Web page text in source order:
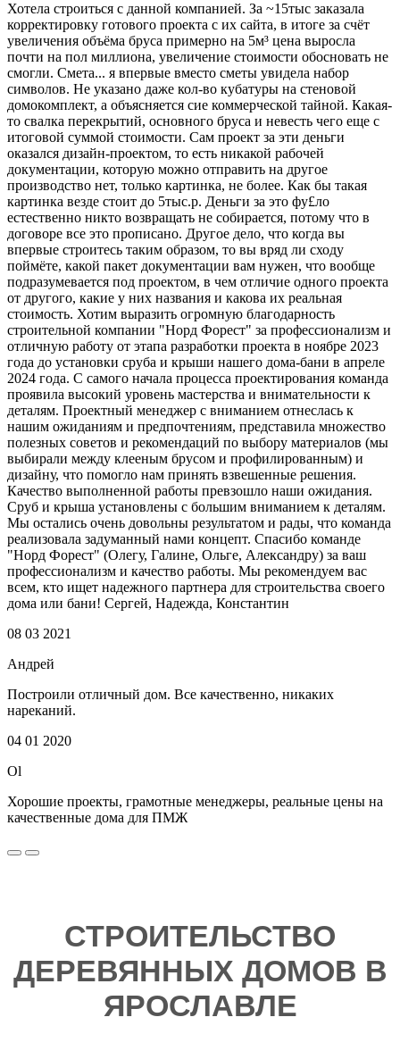
Хотела строиться с данной компанией. За ~15тыс заказала
корректировку готового проекта с их сайта, в итоге за счёт
увеличения объёма бруса примерно на 5м³ цена выросла
почти на пол миллиона, увеличение стоимости обосновать не
смогли. Смета... я впервые вместо сметы увидела набор
символов. Не указано даже кол-во кубатуры на стеновой
домокомплект, а объясняется сие коммерческой тайной. Какая-
то свалка перекрытий, основного бруса и невесть чего еще с
итоговой суммой стоимости. Сам проект за эти деньги
оказался дизайн-проектом, то есть никакой рабочей
документации, которую можно отправить на другое
производство нет, только картинка, не более. Как бы такая
картинка везде стоит до 5тыс.р. Деньги за это фу£ло
естественно никто возвращать не собирается, потому что в
договоре все это прописано. Другое дело, что когда вы
впервые строитесь таким образом, то вы вряд ли сходу
поймёте, какой пакет документации вам нужен, что вообще
подразумевается под проектом, в чем отличие одного проекта
от другого, какие у них названия и какова их реальная
стоимость. Хотим выразить огромную благодарность
строительной компании "Норд Форест" за профессионализм и
отличную работу от этапа разработки проекта в ноябре 2023
года до установки сруба и крыши нашего дома-бани в апреле
2024 года. С самого начала процесса проектирования команда
проявила высокий уровень мастерства и внимательности к
деталям. Проектный менеджер с вниманием отнеслась к
нашим ожиданиям и предпочтениям, представила множество
полезных советов и рекомендаций по выбору материалов (мы
выбирали между клееным брусом и профилированным) и
дизайну, что помогло нам принять взвешенные решения.
Качество выполненной работы превзошло наши ожидания.
Сруб и крыша установлены с большим вниманием к деталям.
Мы остались очень довольны результатом и рады, что команда
реализовала задуманный нами концепт. Спасибо команде
"Норд Форест" (Олегу, Галине, Ольге, Александру) за ваш
профессионализм и качество работы. Мы рекомендуем вас
всем, кто ищет надежного партнера для строительства своего
дома или бани! Сергей, Надежда, Константин
08 03 2021
Андрей
Построили отличный дом. Все качественно, никаких
нареканий.
04 01 2020
Ol
Хорошие проекты, грамотные менеджеры, реальные цены на
качественные дома для ПМЖ
СТРОИТЕЛЬСТВО
ДЕРЕВЯННЫХ ДОМОВ В
ЯРОСЛАВЛЕ